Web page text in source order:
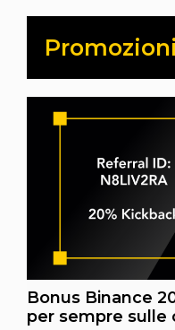
Promozioni
Bonus Binance
per sempre sulle